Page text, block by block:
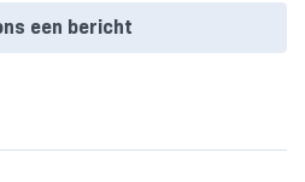
een bericht